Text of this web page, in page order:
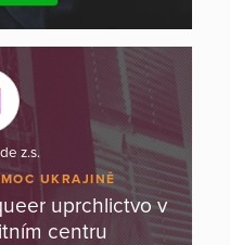
z.s.
UKRAJINĚ
uprchlictvo v
centru